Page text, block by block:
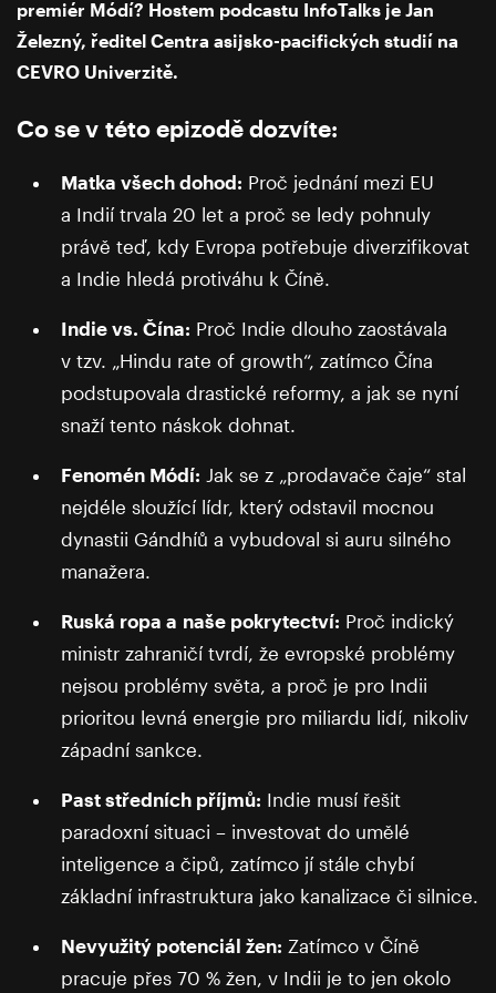
premiér Módí? Hostem podcastu InfoTalks je Jan
Železný, ředitel Centra asijsko-pacifických studií na
CEVRO Univerzitě.
Co se v této epizodě dozvíte:
Matka všech dohod: Proč jednání mezi EU
a Indií trvala 20 let a proč se ledy pohnuly
právě teď, kdy Evropa potřebuje diverzifikovat
a Indie hledá protiváhu k Číně.
Indie vs. Čína: Proč Indie dlouho zaostávala
v tzv. „Hindu rate of growth“, zatímco Čína
podstupovala drastické reformy, a jak se nyní
snaží tento náskok dohnat.
Fenomén Módí: Jak se z „prodavače čaje“ stal
nejdéle sloužící lídr, který odstavil mocnou
dynastii Gándhíů a vybudoval si auru silného
manažera.
Ruská ropa a naše pokrytectví: Proč indický
ministr zahraničí tvrdí, že evropské problémy
nejsou problémy světa, a proč je pro Indii
prioritou levná energie pro miliardu lidí, nikoliv
západní sankce.
Past středních příjmů: Indie musí řešit
paradoxní situaci – investovat do umělé
inteligence a čipů, zatímco jí stále chybí
základní infrastruktura jako kanalizace či silnice.
Nevyužitý potenciál žen: Zatímco v Číně
pracuje přes 70 % žen, v Indii je to jen okolo